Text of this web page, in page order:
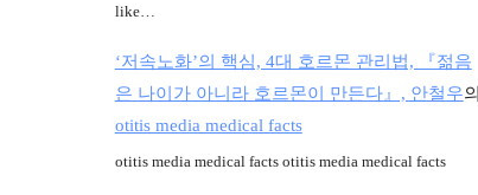
like…
‘저속노화’의 핵심, 4대 호르몬 관리법, 『젊음
은 나이가 아니라 호르몬이 만든다』, 안철우의
otitis media medical facts
otitis media medical facts otitis media medical facts